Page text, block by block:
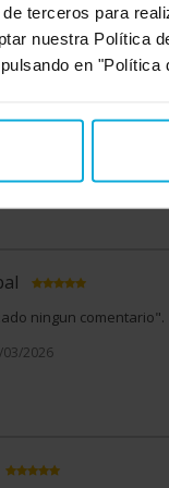
terceros para
nuestra Política
en "Política
2026
ningun comentario".
esta oferta
ningun comentario".
2026